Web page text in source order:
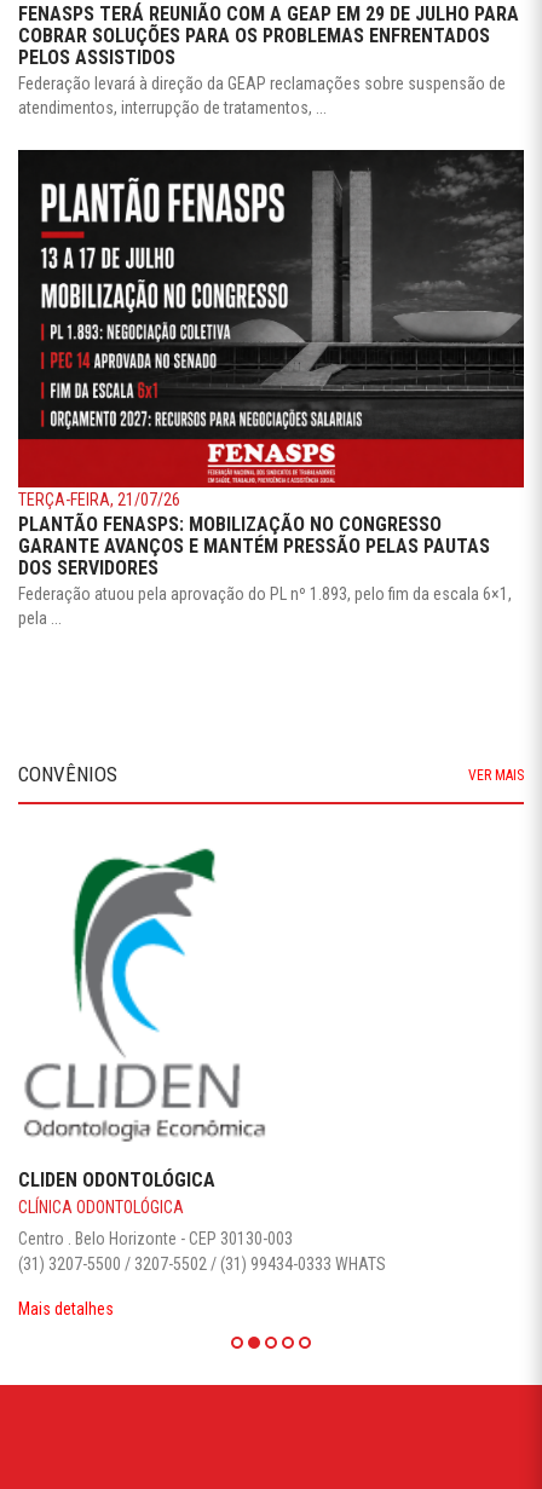
FENASPS TERÁ REUNIÃO COM A GEAP EM 29 DE JULHO PARA
COBRAR SOLUÇÕES PARA OS PROBLEMAS ENFRENTADOS
PELOS ASSISTIDOS
Federação levará à direção da GEAP reclamações sobre suspensão de
atendimentos, interrupção de tratamentos, ...
TERÇA-FEIRA, 21/07/26
PLANTÃO FENASPS: MOBILIZAÇÃO NO CONGRESSO
GARANTE AVANÇOS E MANTÉM PRESSÃO PELAS PAUTAS
DOS SERVIDORES
Federação atuou pela aprovação do PL nº 1.893, pelo fim da escala 6×1,
pela ...
CONVÊNIOS VER MAIS
CLIDEN ODONTOLÓGICA
CLÍNICA ODONTOLÓGICA
Centro . Belo Horizonte - CEP 30130-003‎
(31) 3207-5500 / 3207-5502 / (31) 99434-0333 WHATS
Mais detalhes